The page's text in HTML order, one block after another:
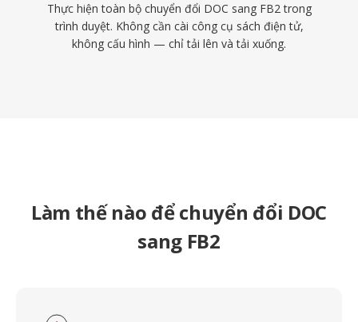
Thực hiện toàn bộ chuyển đổi DOC sang FB2 trong
trình duyệt. Không cần cài công cụ sách điện tử,
không cấu hình — chỉ tải lên và tải xuống.
Làm thế nào để chuyển đổi DOC
sang FB2